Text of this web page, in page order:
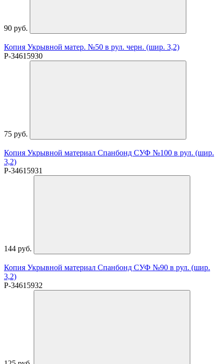
90 руб.
Копия Укрывной матер. №50 в рул. черн. (шир. 3,2)
P-34615930
75 руб.
Копия Укрывной материал Спанбонд СУФ №100 в рул. (шир.
3,2)
P-34615931
144 руб.
Копия Укрывной материал Спанбонд СУФ №90 в рул. (шир.
3,2)
P-34615932